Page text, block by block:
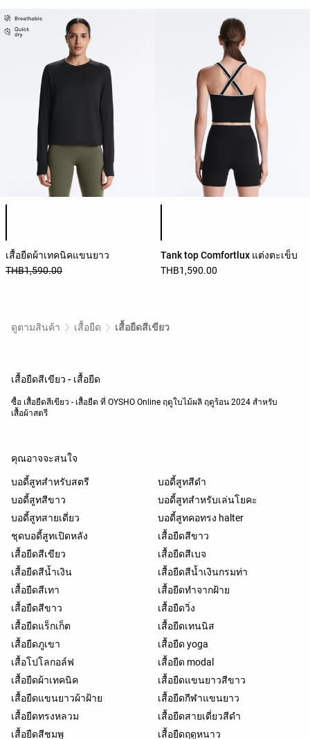
รายการสีสินค้า
เสื้อยืดผ้าเทคนิคแขนยาว
THB1,590.00
รายการสีสินค้า
Tank top Comfortlux แต่งตะเข็บ
THB1,590.00
ดูตามสินค้า เสื้อยืด เสื้อยืดสีเขียว
เสื้อยืดสีเขียว - เสื้อยืด
ซื้อ เสื้อยืดสีเขียว - เสื้อยืด ที่ OYSHO Online ฤดูใบไม้ผลิ ฤดูร้อน 2024 สำหรับ
เสื้อผ้าสตรี
คุณอาจจะสนใจ
บอดี้สูทสำหรับสตรี
บอดี้สูทสีดำ
บอดี้สูทสีขาว
บอดี้สูทสำหรับเล่นโยคะ
บอดี้สูทสายเดี่ยว
บอดี้สูทคอทรง halter
ชุดบอดี้สูทเปิดหลัง
เสื้อยืดสีขาว
เสื้อยืดสีเขียว
เสื้อยืดสีเบจ
เสื้อยืดสีน้ำเงิน
เสื้อยืดสีน้ำเงินกรมท่า
เสื้อยืดสีเทา
เสื้อยืดทำจากฝ้าย
เสื้อยืดสีขาว
เสื้อยืดวิ่ง
เสื้อยืดแร็กเก็ต
เสื้อยืดเทนนิส
เสื้อยืดภูเขา
เสื้อยืด yoga
เสื้อโปโลกอล์ฟ
เสื้อยืด modal
เสื้อยืดผ้าเทคนิค
เสื้อยืดแขนยาวสีขาว
เสื้อยืดแขนยาวผ้าฝ้าย
เสื้อยืดกีฬาแขนยาว
เสื้อยืดทรงหลวม
เสื้อยืดสายเดี่ยวสีดำ
เสื้อยืดสีชมพู
เสื้อยืดฤดูหนาว